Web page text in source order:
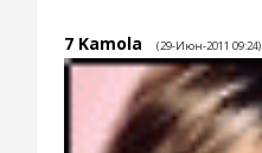
7 Kamola (29-Июн-2011 09:24)